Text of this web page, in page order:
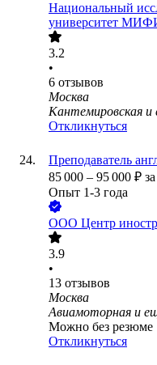
Национальный
университет
3.2
•
6 отзывов
Москва
Кантемировская и
Откликнуться
Преподаватель
85 000 – 95 000 ₽
Опыт 1-3 года
ООО Центр
3.9
•
13 отзывов
Москва
Авиамоторная и
Можно без резюме
Откликнуться